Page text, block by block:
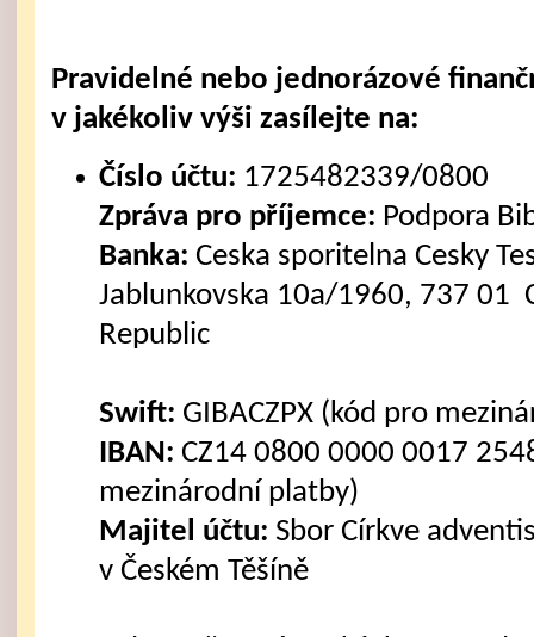
Pravidelné nebo jednorázové
v jakékoliv výši zasílejte na:
Číslo účtu: 1725482339/0800
Zpráva pro příjemce: Podpora
Banka: Ceska sporitelna Cesky
Jablunkovska 10a/1960, 737 01
Republic
Swift: GIBACZPX (kód pro
IBAN: CZ14 0800 0000 0017
mezinárodní platby)
Majitel účtu: Sbor Církve
v Českém Těšíně